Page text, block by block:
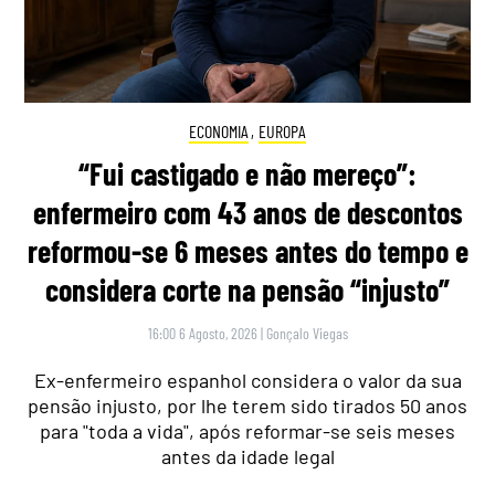
ECONOMIA , EUROPA
“Fui castigado e não mereço”:
enfermeiro com 43 anos de descontos
reformou-se 6 meses antes do tempo e
considera corte na pensão “injusto”
16:00 6 Agosto, 2026 | Gonçalo Viegas
Ex-enfermeiro espanhol considera o valor da sua
pensão injusto, por lhe terem sido tirados 50 anos
para "toda a vida", após reformar-se seis meses
antes da idade legal